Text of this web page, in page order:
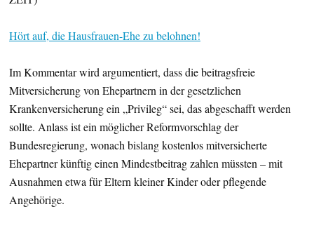
Hört auf, die Hausfrauen-Ehe zu belohnen!
Im Kommentar wird argumentiert, dass die beitragsfreie
Mitversicherung von Ehepartnern in der gesetzlichen
Krankenversicherung ein „Privileg“ sei, das abgeschafft werden
sollte. Anlass ist ein möglicher Reformvorschlag der
Bundesregierung, wonach bislang kostenlos mitversicherte
Ehepartner künftig einen Mindestbeitrag zahlen müssten – mit
Ausnahmen etwa für Eltern kleiner Kinder oder pflegende
Angehörige.